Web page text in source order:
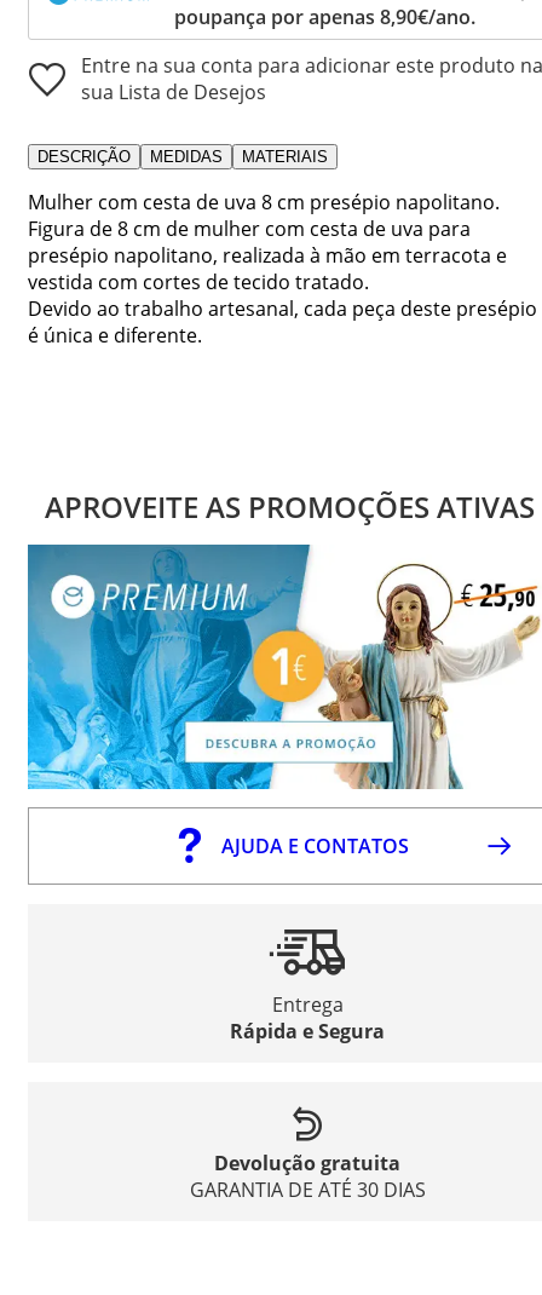
poupança por apenas 8,90€/ano.
Entre na sua conta para adicionar este produto na
sua Lista de Desejos
DESCRIÇÃO MEDIDAS MATERIAIS
Mulher com cesta de uva 8 cm presépio napolitano.
Figura de 8 cm de mulher com cesta de uva para
presépio napolitano, realizada à mão em terracota e
vestida com cortes de tecido tratado.
Devido ao trabalho artesanal, cada peça deste presépio
é única e diferente.
APROVEITE AS PROMOÇÕES ATIVAS
AJUDA E CONTATOS
Entrega
Rápida e Segura
Devolução gratuita
GARANTIA DE ATÉ 30 DIAS